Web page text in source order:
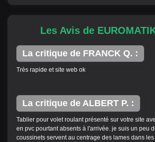
Les Avis de
La critique de FRANCK Q. :
Très rapide et site web ok
La critique de ALBERT P. :
Tablier pour volet roulant présenté sur votre site
en pvc pourtant absents à l'arrivée. je suis un peu
coussinets servent au centrage des lames dans